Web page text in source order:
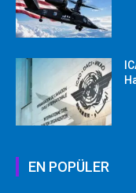
EN POPÜLER